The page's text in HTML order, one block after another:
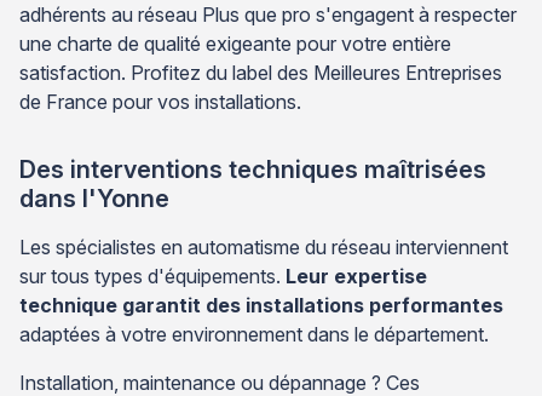
adhérents au réseau Plus que pro s'engagent à respecter
une charte de qualité exigeante pour votre entière
satisfaction. Profitez du label des Meilleures Entreprises
de France pour vos installations.
Des interventions techniques maîtrisées
dans l'Yonne
Les spécialistes en automatisme du réseau interviennent
sur tous types d'équipements. Leur expertise
technique garantit des installations performantes
adaptées à votre environnement dans le département.
Installation, maintenance ou dépannage ? Ces